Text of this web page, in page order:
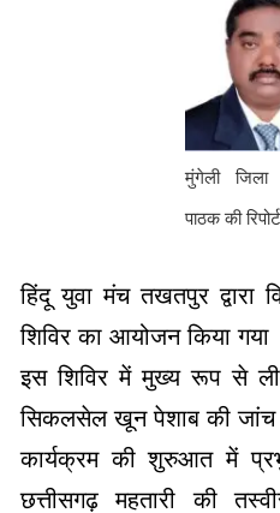
मुंगेली जिला
पाठक की रिपोर्ट
हिंदू युवा मंच तखतपुर द्वारा
इस शिविर में मुख्य रूप से
सिकलसेल खून पेशाब की जांच
कार्यक्रम की शुरुआत में
छत्तीसगढ़ महतारी की
प्रज्वलन कर शिविर का
नगर के सभी गणमान्य वरिष्ठ